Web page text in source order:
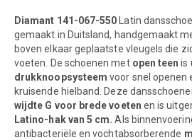
Diamant 141-067-550
Latin
gemaakt in Duitsland, handgemaakt
boven elkaar geplaatste vleugels die
voeten. De schoenen met open teenis
drukknoopsysteem voor snel openen
kruisende hielband. Deze
wijdte G voor brede voeten en is
Latino-hak van 5 cm.Als
antibacteriële en vochtabsorberende